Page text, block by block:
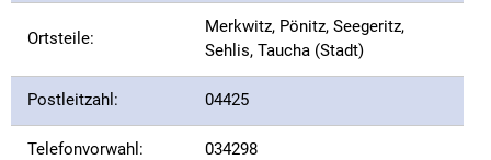
Ortsteile:
Merkwitz, Pönitz, Seegeritz,
Sehlis, Taucha (Stadt)
Postleitzahl: 04425
Telefonvorwahl: 034298